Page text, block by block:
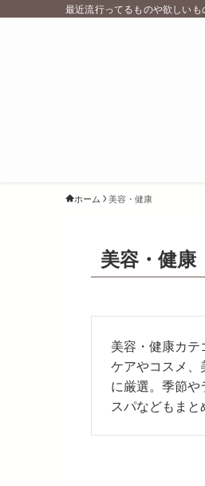
最近流行ってるものや欲しい
ホーム 美容・健康
美容・健康
美容・健康カ
ケアやコスメ
に厳選。季節
スパなどもまと